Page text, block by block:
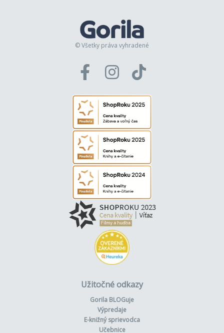
© Všetky práva vyhradené
Užitočné odkazy
Gorila BLOGuje
Výpredaje
E-knižný sprievodca
Učebnice